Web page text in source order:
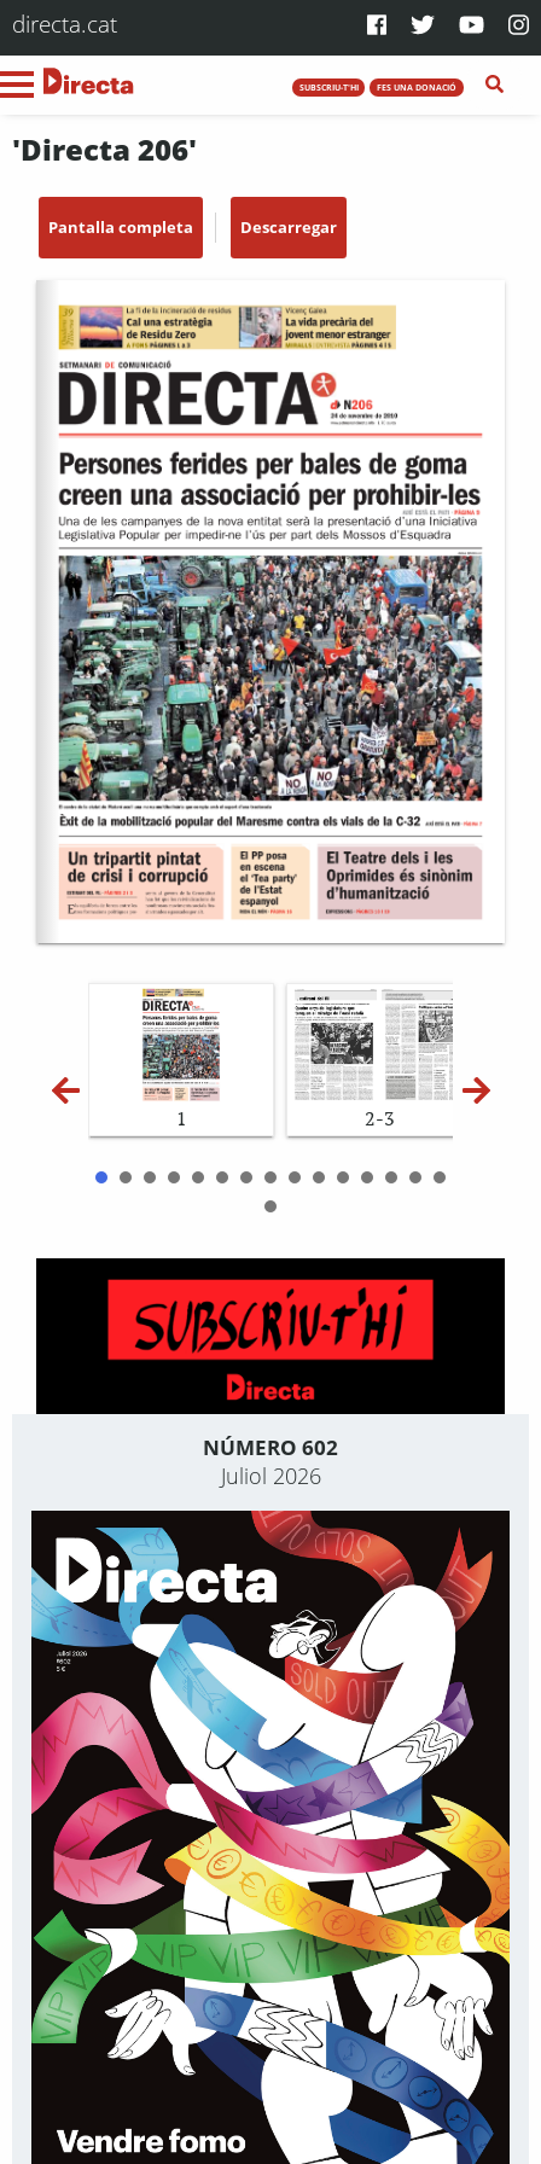
directa.cat
SUBSCRIU-T'HI FES UNA DONACIÓ
'Directa 206'
Pantalla completa Descarregar
1 2-3
NÚMERO 602
Juliol 2026